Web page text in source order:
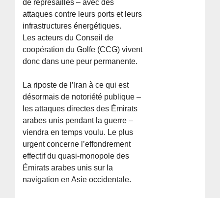
de représailles – avec des
attaques contre leurs ports et leurs
infrastructures énergétiques.
Les acteurs du Conseil de
coopération du Golfe (CCG) vivent
donc dans une peur permanente.
La riposte de l’Iran à ce qui est
désormais de notoriété publique –
les attaques directes des Émirats
arabes unis pendant la guerre –
viendra en temps voulu. Le plus
urgent concerne l’effondrement
effectif du quasi-monopole des
Émirats arabes unis sur la
navigation en Asie occidentale.